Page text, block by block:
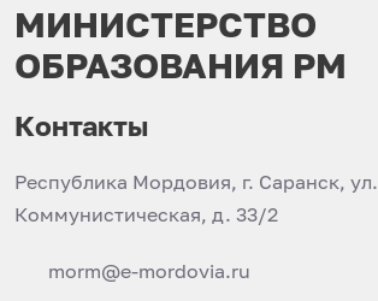
МИНИСТЕРСТВО
ОБРАЗОВАНИЯ РМ
Контакты
Республика Мордовия, г. Саранск, ул.
Коммунистическая, д. 33/2
morm@e-mordovia.ru